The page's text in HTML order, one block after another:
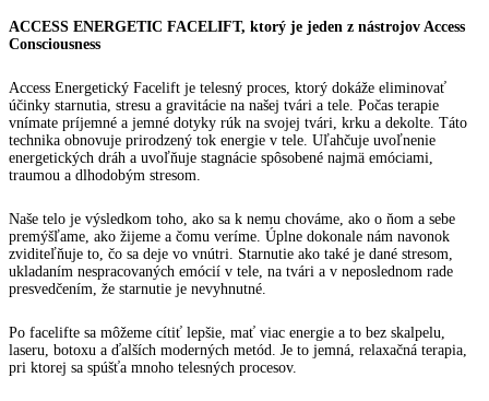
ACCESS ENERGETIC FACELIFT, ktorý je jeden z nástrojov Access
Consciousness
Access Energetický Facelift je telesný proces, ktorý dokáže eliminovať
účinky starnutia, stresu a gravitácie na našej tvári a tele. Počas terapie
vnímate príjemné a jemné dotyky rúk na svojej tvári, krku a dekolte. Táto
technika obnovuje prirodzený tok energie v tele. Uľahčuje uvoľnenie
energetických dráh a uvoľňuje stagnácie spôsobené najmä emóciami,
traumou a dlhodobým stresom.
Naše telo je výsledkom toho, ako sa k nemu chováme, ako o ňom a sebe
premýšľame, ako žijeme a čomu veríme. Úplne dokonale nám navonok
zviditeľňuje to, čo sa deje vo vnútri. Starnutie ako také je dané stresom,
ukladaním nespracovaných emócií v tele, na tvári a v neposlednom rade
presvedčením, že starnutie je nevyhnutné.
Po facelifte sa môžeme cítiť lepšie, mať viac energie a to bez skalpelu,
laseru, botoxu a ďalších moderných metód. Je to jemná, relaxačná terapia,
pri ktorej sa spúšťa mnoho telesných procesov.